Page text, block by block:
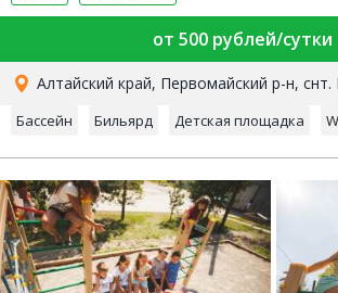
от 500 рублей/сутки
Алтайский край, Первомайский р-н, снт.
Бассейн Бильярд Детская площадка